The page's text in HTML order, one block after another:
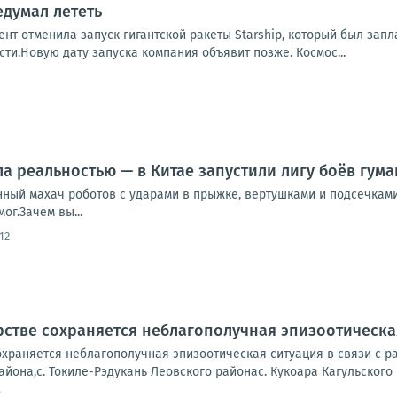
лететь
отменила запуск гигантской ракеты Starship, который был
дату запуска компания объявит позже. Космос...
реальностью — в Китае запустили лигу боёв
махач роботов с ударами в прыжке, вертушками и
вы...
сохраняется неблагополучная
неблагополучная эпизоотическая ситуация в связи
Токиле-Рэдукань Леовского районас. Кукоара